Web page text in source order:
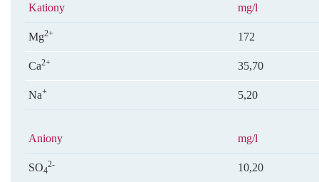
Kationy mg/l
Mg2+ 172
Ca2+ 35,70
Na+ 5,20
Aniony mg/l
SO4
2- 10,20